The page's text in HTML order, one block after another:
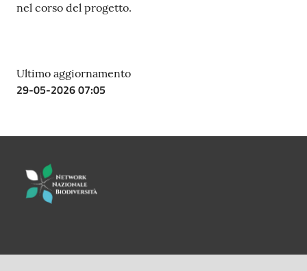
nel corso del progetto.
Ultimo aggiornamento
29-05-2026 07:05
LINK UTILI